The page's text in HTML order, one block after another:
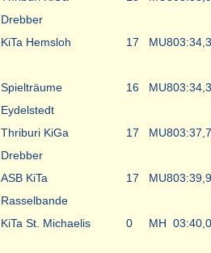
Drebber
KiTa Hemsloh 17 MU803:34,3
Spielträume
Eydelstedt
16 MU803:34,3
Thriburi KiGa
Drebber
17 MU803:37,7
ASB KiTa
Rasselbande
17 MU803:39,9
KiTa St. Michaelis 0 MH 03:40,0